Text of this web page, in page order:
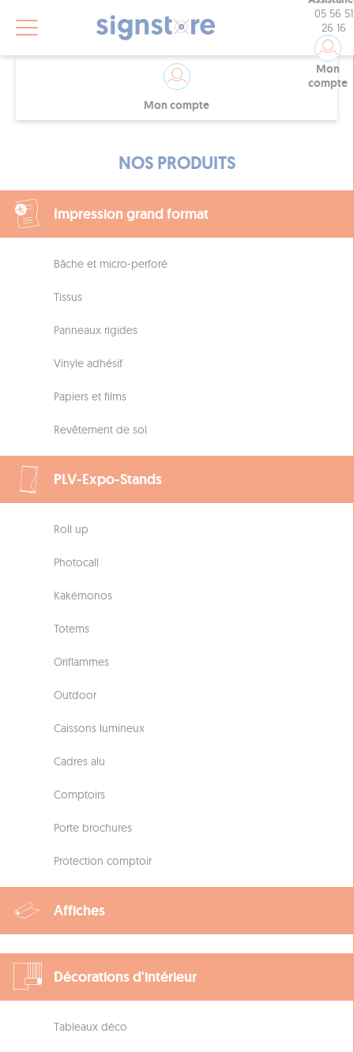
05 56 51
26 16
Mon
compte
Mon compte
NOS PRODUITS
Impression grand format
Bâche et micro-perforé
Tissus
Panneaux rigides
Vinyle adhésif
Papiers et films
Revêtement de sol
PLV-Expo-Stands
Roll up
Photocall
Kakémonos
Totems
Oriflammes
Outdoor
Caissons lumineux
Cadres alu
Comptoirs
Porte brochures
Protection comptoir
Affiches
Décorations d'intérieur
Tableaux déco